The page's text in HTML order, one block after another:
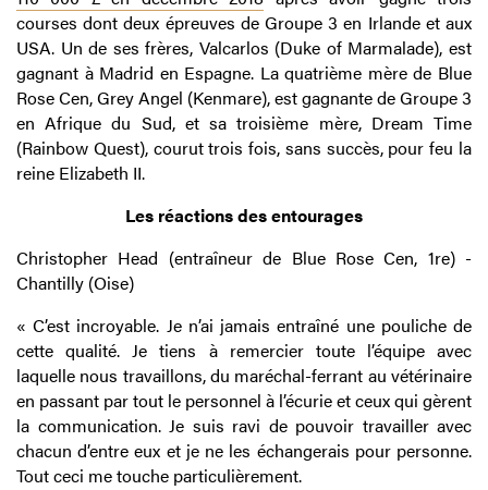
courses dont deux épreuves de Groupe 3 en Irlande et aux
USA. Un de ses frères, Valcarlos (Duke of Marmalade), est
gagnant à Madrid en Espagne. La quatrième mère de Blue
Rose Cen, Grey Angel (Kenmare), est gagnante de Groupe 3
en Afrique du Sud, et sa troisième mère, Dream Time
(Rainbow Quest), courut trois fois, sans succès, pour feu la
reine Elizabeth II.
Les réactions des entourages
Christopher Head (entraîneur de Blue Rose Cen, 1re) -
Chantilly (Oise)
« C’est incroyable. Je n’ai jamais entraîné une pouliche de
cette qualité. Je tiens à remercier toute l’équipe avec
laquelle nous travaillons, du maréchal-ferrant au vétérinaire
en passant par tout le personnel à l’écurie et ceux qui gèrent
la communication. Je suis ravi de pouvoir travailler avec
chacun d’entre eux et je ne les échangerais pour personne.
Tout ceci me touche particulièrement.